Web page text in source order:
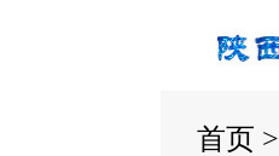
首页 >